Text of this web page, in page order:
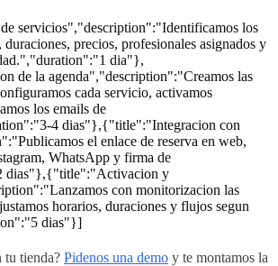
servicios","description":"Identificamos los
duraciones, precios, profesionales asignados y
dia"},
de la agenda","description":"Creamos las
cada servicio, activamos
los emails de
4 dias"},{"title":"Integracion con
el enlace de reserva en web,
WhatsApp y firma de
dias"},{"title":"Activacion y
con monitorizacion las
horarios, duraciones y flujos segun
dias"}]
tu tienda? Pidenos una demo y te montamos la